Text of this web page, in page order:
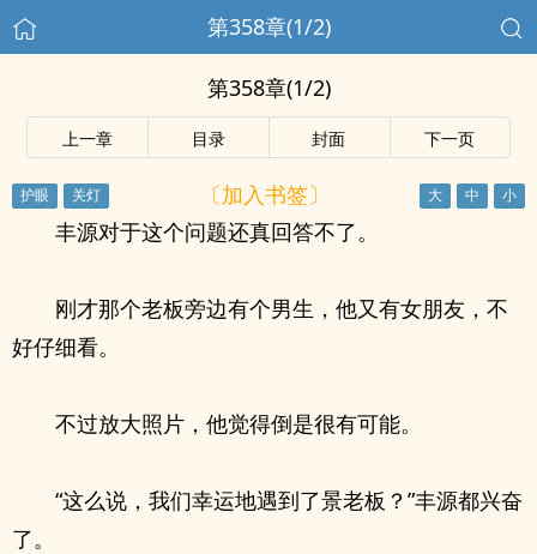
第358章(1/2)
第358章(1/2)
上一章 目录 封面 下一页
〔加入书签〕
丰源对于这个问题还真回答不了。
刚才那个老板旁边有个男生，他又有女朋友，不
好仔细看。
不过放大照片，他觉得倒是很有可能。
“这么说，我们幸运地遇到了景老板？”丰源都兴奋
了。